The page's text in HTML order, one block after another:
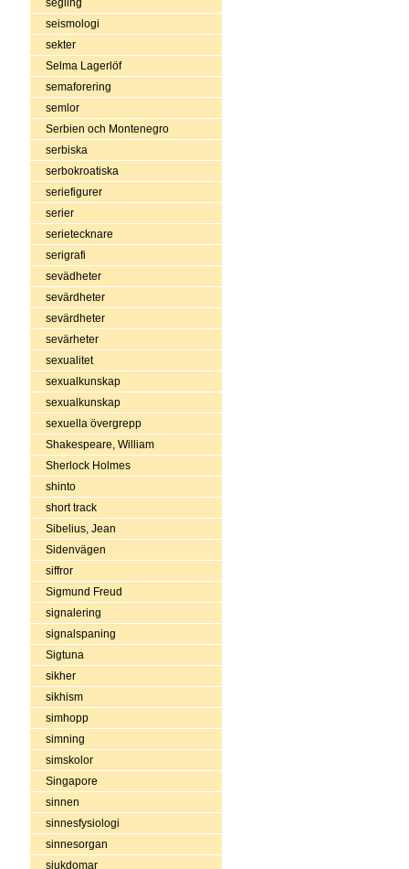
segling
seismologi
sekter
Selma Lagerlöf
semaforering
semlor
Serbien och Montenegro
serbiska
serbokroatiska
seriefigurer
serier
serietecknare
serigrafi
sevädheter
sevärdheter
sevärdheter
sevärheter
sexualitet
sexualkunskap
sexualkunskap
sexuella övergrepp
Shakespeare, William
Sherlock Holmes
shinto
short track
Sibelius, Jean
Sidenvägen
siffror
Sigmund Freud
signalering
signalspaning
Sigtuna
sikher
sikhism
simhopp
simning
simskolor
Singapore
sinnen
sinnesfysiologi
sinnesorgan
sjukdomar